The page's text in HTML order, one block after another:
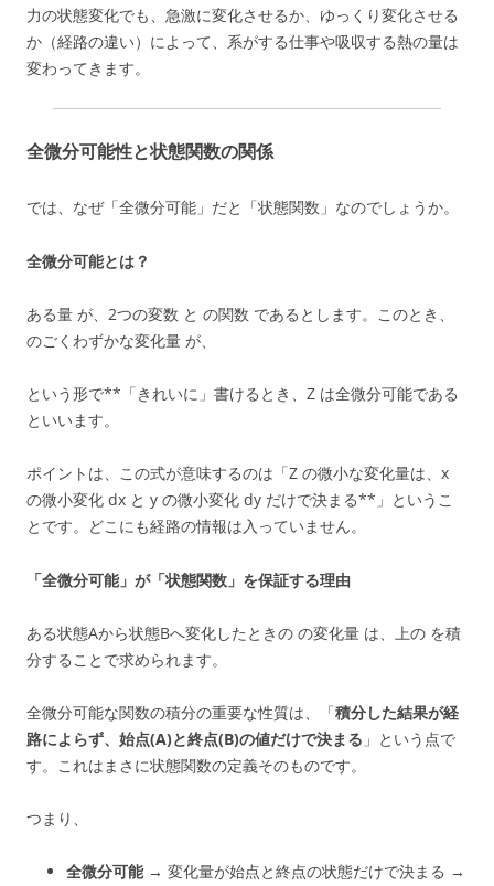
力の状態変化でも、急激に変化させるか、ゆっくり変化させる
か（経路の違い）によって、系がする仕事や吸収する熱の量は
変わってきます。
全微分可能性と状態関数の関係
では、なぜ「全微分可能」だと「状態関数」なのでしょうか。
全微分可能とは？
ある量 が、2つの変数 と の関数 であるとします。このとき、
のごくわずかな変化量 が、
という形で**「きれいに」書けるとき、Z は全微分可能である
といいます。
ポイントは、この式が意味するのは「Z の微小な変化量は、x
の微小変化 dx と y の微小変化 dy だけで決まる**」というこ
とです。どこにも経路の情報は入っていません。
「全微分可能」が「状態関数」を保証する理由
ある状態Aから状態Bへ変化したときの の変化量 は、上の を積
分することで求められます。
全微分可能な関数の積分の重要な性質は、「積分した結果が経
路によらず、始点(A)と終点(B)の値だけで決まる 」という点で
す。これはまさに状態関数の定義そのものです。
つまり、
全微分可能→ 変化量が始点と終点の状態だけで決まる →